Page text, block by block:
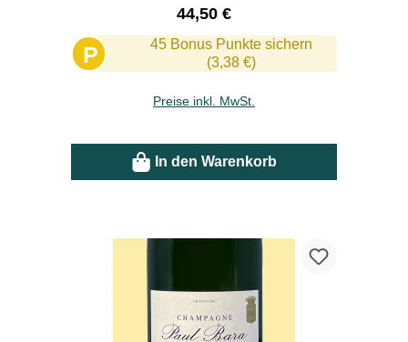
Regulärer Preis:
44,50 €
P
45 Bonus Punkte sichern
(3,38 €)
Preise inkl. MwSt.
In den Warenkorb